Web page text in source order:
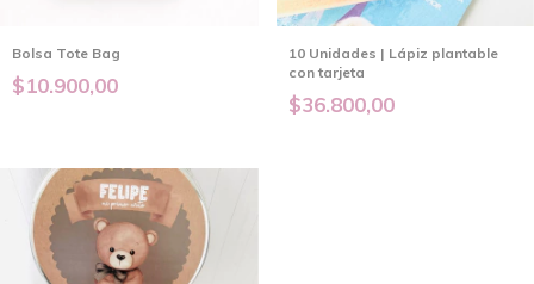
Bolsa Tote Bag
$10.900,00
10 Unidades | Lápiz plantable
con tarjeta
$36.800,00